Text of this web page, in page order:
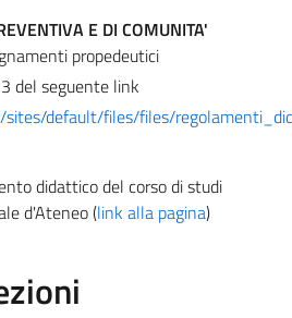
E DI COMUNITA'
propedeutici
del seguente link
default/files/files/
didattico del corso di studi
d'Ateneo (link alla pagina)